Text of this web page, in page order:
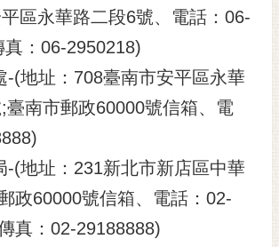
區永華路二段6號、電話：06-
真：06-2950218)
-(地址：708臺南市安平區永華
臺南市郵政60000號信箱、電
-(地址：231新北市新店區中華
政60000號信箱、電話：02-
真：02-29188888)